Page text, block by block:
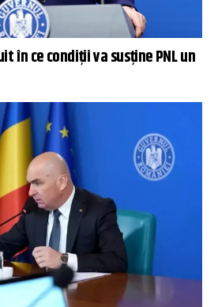
în ce condiții va susţine PNL un